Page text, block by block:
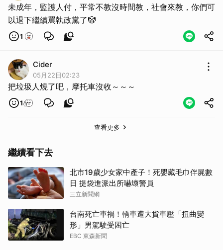
未成年，監護人付，平常不教沒時間教，社會來教，你們可
以退下繼續罵執政黨了🤡
1
Cider
05月22日02:23
把垃圾人燒了吧，摩托車沒收～～～
1
查看更多
繼續看下去
北市19歲少女家中產子！死嬰藏毛巾伴屍數
日 提袋進派出所嚇壞警員
三立新聞網
台南死亡車禍！轎車遭大貨車壓「扭曲變
形」男駕駛受困亡
EBC 東森新聞